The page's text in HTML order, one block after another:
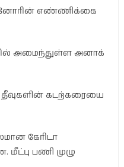
எண்ணிக்கை
அமைந்துள்ள அனாக்
தீவுகளின் கடற்கரையை
கேரிடா
பணி முழு